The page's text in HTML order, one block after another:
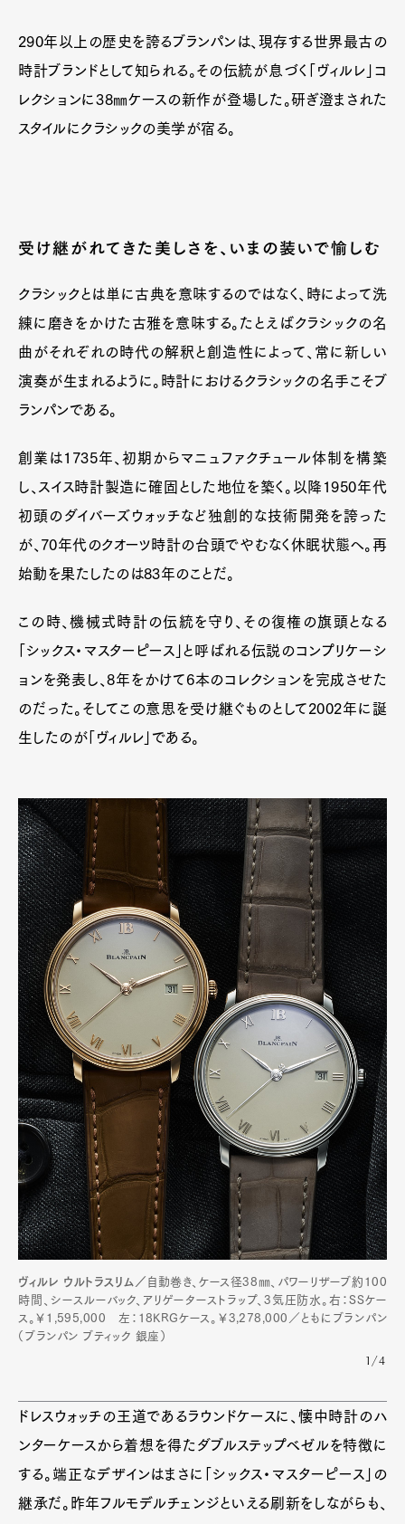
Pen Membership
Magazine
Contact
Pen international Pen tw
290年以上の歴史を誇るブランパンは、現存する世界最古の
時計ブランドとして知られる。その伝統が息づく「ヴィルレ」コ
レクションに38㎜ケースの新作が登場した。研ぎ澄まされた
スタイルにクラシックの美学が宿る。
受け継がれてきた美しさを、いまの装いで愉しむ
クラシックとは単に古典を意味するのではなく、時によって洗
練に磨きをかけた古雅を意味する。たとえばクラシックの名
曲がそれぞれの時代の解釈と創造性によって、常に新しい
演奏が生まれるように。時計におけるクラシックの名手こそブ
ランパンである。
創業は1735年、初期からマニュファクチュール体制を構築
し、スイス時計製造に確固とした地位を築く。以降1950年代
初頭のダイバーズウォッチなど独創的な技術開発を誇った
が、70年代のクオーツ時計の台頭でやむなく休眠状態へ。再
始動を果たしたのは83年のことだ。
この時、機械式時計の伝統を守り、その復権の旗頭となる
「シックス・マスターピース」と呼ばれる伝説のコンプリケーシ
ョンを発表し、8年をかけて6本のコレクションを完成させた
のだった。そしてこの意思を受け継ぐものとして2002年に誕
生したのが「ヴィルレ」である。
ヴィルレ ウルトラスリム／ 自動巻き、ケース径38㎜、パワーリザーブ約100
時間、シースルーバック、アリゲーターストラップ、3気圧防水。右：SSケー
ス。￥1,595,000 左：18KRGケース。￥3,278,000／ともにブランパン
（ブランパン ブティック 銀座）
1/4
ドレスウォッチの王道であるラウンドケースに、懐中時計のハ
ンターケースから着想を得たダブルステップベゼルを特徴に
する。端正なデザインはまさに「シックス・マスターピース」の
継承だ。昨年フルモデルチェンジといえる刷新をしながらも、